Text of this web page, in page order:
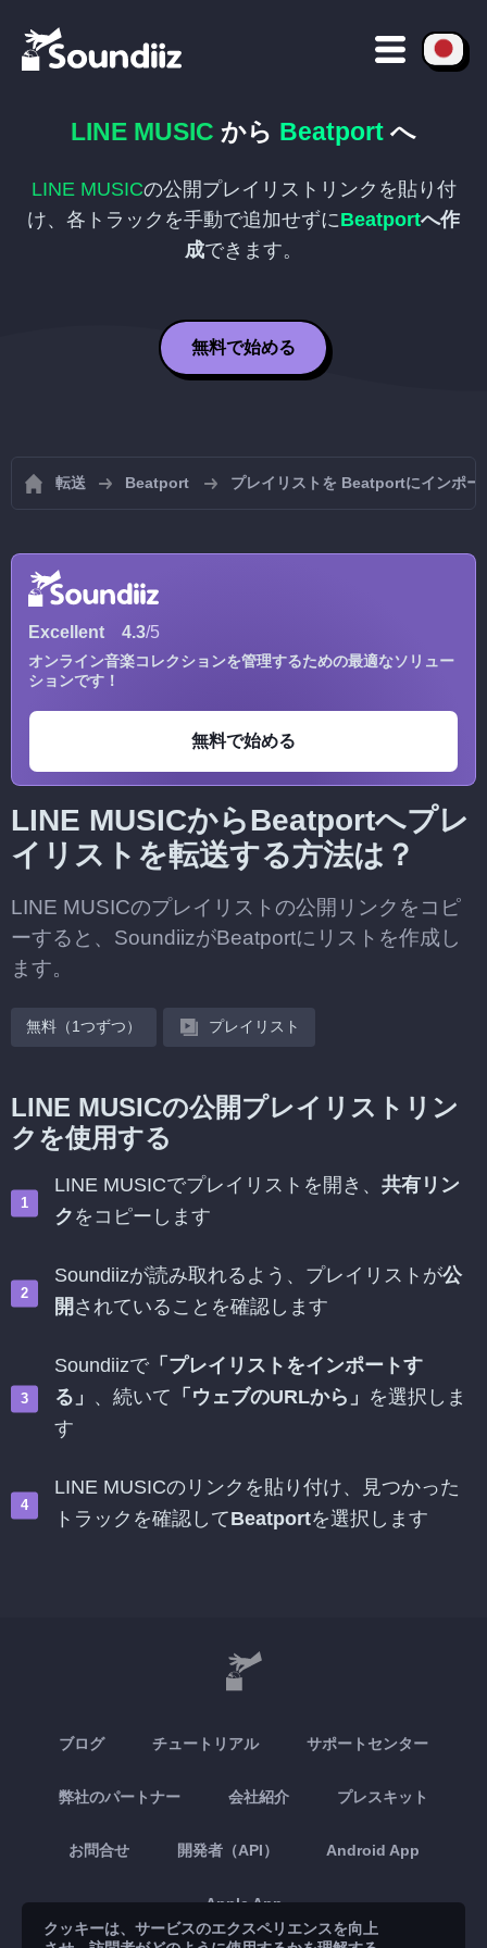
LINE MUSIC から Beatport へ
LINE MUSICの公開プレイリストリンクを貼り付
け、各トラックを手動で追加せずにBeatportへ作
成できます。
無料で始める
転送 Beatport プレイリストを Beatportにインポー
Excellent 4.3/5
オンライン音楽コレクションを管理するための最適なソリュー
ションです！
無料で始める
LINE MUSICからBeatportへプレ
イリストを転送する方法は？
LINE MUSICのプレイリストの公開リンクをコピ
ーすると、SoundiizがBeatportにリストを作成し
ます。
無料（1つずつ） プレイリスト
LINE MUSICの公開プレイリストリン
クを使用する
LINE MUSICでプレイリストを開き、 共有リン
ク をコピーします
Soundiizが読み取れるよう、プレイリストが公
開 されていることを確認します
Soundiizで「プレイリストをインポートす
る」 、続いて 「ウェブのURLから」 を選択しま
す
LINE MUSICのリンクを貼り付け、見つかった
トラックを確認してBeatportを選択します
ブログ チュートリアル サポートセンター
弊社のパートナー 会社紹介 プレスキット
お問合せ 開発者（API） Android App
Apple App
クッキーは、サービスのエクスペリエンスを向上